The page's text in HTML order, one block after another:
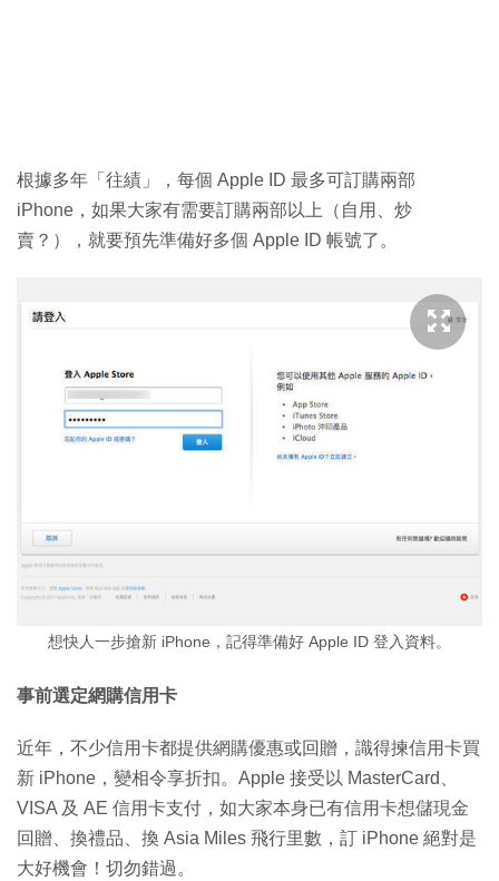
根據多年「往績」，每個 Apple ID 最多可訂購兩部
iPhone，如果大家有需要訂購兩部以上（自用、炒
賣？），就要預先準備好多個 Apple ID 帳號了。
想快人一步搶新 iPhone，記得準備好 Apple ID 登入資料。
事前選定網購信用卡
近年，不少信用卡都提供網購優惠或回贈，識得揀信用卡買
新 iPhone，變相令享折扣。Apple 接受以 MasterCard、
VISA 及 AE 信用卡支付，如大家本身已有信用卡想儲現金
回贈、換禮品、換 Asia Miles 飛行里數，訂 iPhone 絕對是
大好機會！切勿錯過。